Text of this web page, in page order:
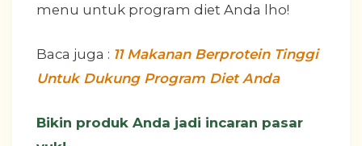
menu untuk program diet Anda lho!
Baca juga : 11 Makanan Berprotein Tinggi
Untuk Dukung Program Diet Anda
Bikin produk Anda jadi incaran pasar